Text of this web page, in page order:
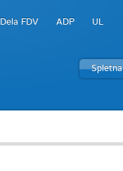
Dela FDV ADP UL